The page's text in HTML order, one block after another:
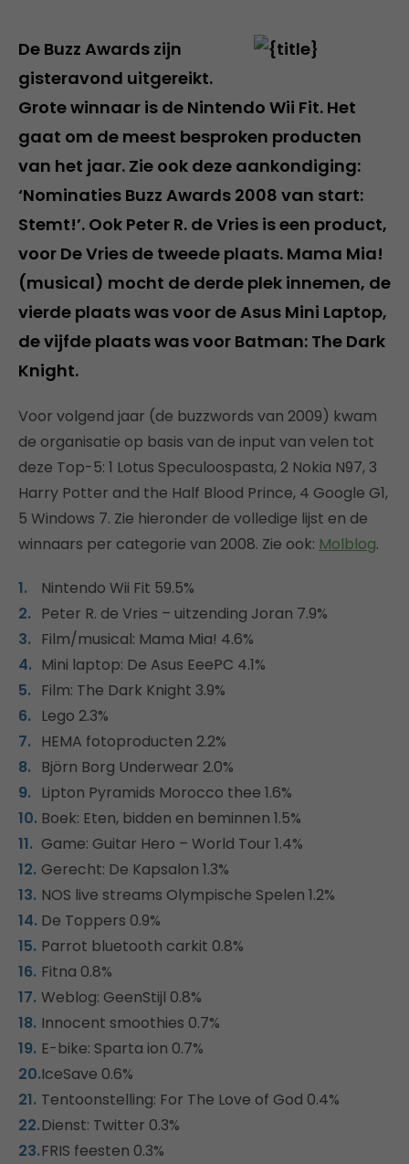
De Buzz Awards zijn
gisteravond uitgereikt.
Grote winnaar is de Nintendo Wii Fit. Het
gaat om de meest besproken producten
van het jaar. Zie ook deze aankondiging:
‘Nominaties Buzz Awards 2008 van start:
Stemt!’. Ook Peter R. de Vries is een product,
voor De Vries de tweede plaats. Mama Mia!
(musical) mocht de derde plek innemen, de
vierde plaats was voor de Asus Mini Laptop,
de vijfde plaats was voor Batman: The Dark
Knight.
Voor volgend jaar (de buzzwords van 2009) kwam
de organisatie op basis van de input van velen tot
deze Top-5: 1 Lotus Speculoospasta, 2 Nokia N97, 3
Harry Potter and the Half Blood Prince, 4 Google G1,
5 Windows 7. Zie hieronder de volledige lijst en de
winnaars per categorie van 2008. Zie ook: Molblog.
Nintendo Wii Fit 59.5%
Peter R. de Vries – uitzending Joran 7.9%
Film/musical: Mama Mia! 4.6%
Mini laptop: De Asus EeePC 4.1%
Film: The Dark Knight 3.9%
Lego 2.3%
HEMA fotoproducten 2.2%
Björn Borg Underwear 2.0%
Lipton Pyramids Morocco thee 1.6%
Boek: Eten, bidden en beminnen 1.5%
Game: Guitar Hero – World Tour 1.4%
Gerecht: De Kapsalon 1.3%
NOS live streams Olympische Spelen 1.2%
De Toppers 0.9%
Parrot bluetooth carkit 0.8%
Fitna 0.8%
Weblog: GeenStijl 0.8%
Innocent smoothies 0.7%
E-bike: Sparta ion 0.7%
IceSave 0.6%
Tentoonstelling: For The Love of God 0.4%
Dienst: Twitter 0.3%
FRIS feesten 0.3%